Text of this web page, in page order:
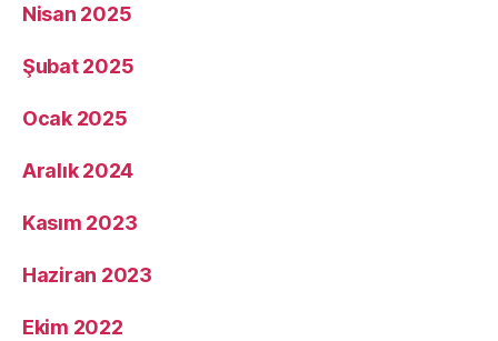
Nisan 2025
Şubat 2025
Ocak 2025
Aralık 2024
Kasım 2023
Haziran 2023
Ekim 2022